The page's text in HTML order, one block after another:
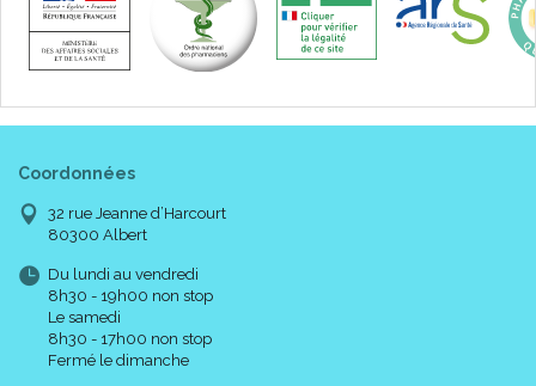
Coordonnées
32 rue Jeanne d’Harcourt
80300 Albert
Du lundi au vendredi
8h30 - 19h00 non stop
Le samedi
8h30 - 17h00 non stop
Fermé le dimanche